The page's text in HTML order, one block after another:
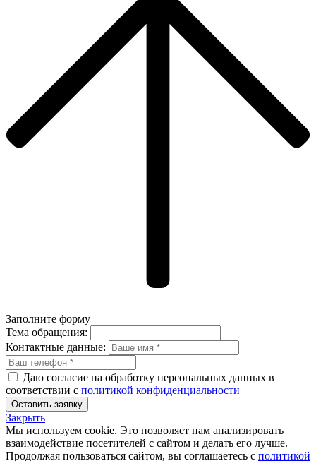
Заполните форму
Тема обращения:
Контактные данные:
Даю согласие на обработку персональных данных в
соответствии с политикой конфиденциальности
Оставить заявку
Закрыть
Мы используем cookie. Это позволяет нам анализировать
взаимодействие посетителей с сайтом и делать его лучше.
Продолжая пользоваться сайтом, вы соглашаетесь с политикой